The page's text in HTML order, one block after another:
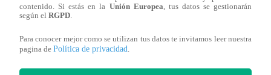
cumplieron los finalistas este sábado
de
contenido. Si estás en la Unión Europea, tus datos se gestionarán
según el RGPD.
Para conocer mejor como se utilizan tus datos te invitamos leer nuestra
pagina de Política de privacidad.